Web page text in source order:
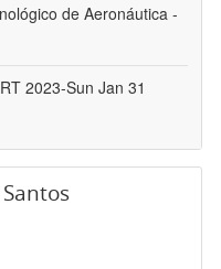
de Aeronáutica -
2023-Sun Jan 31